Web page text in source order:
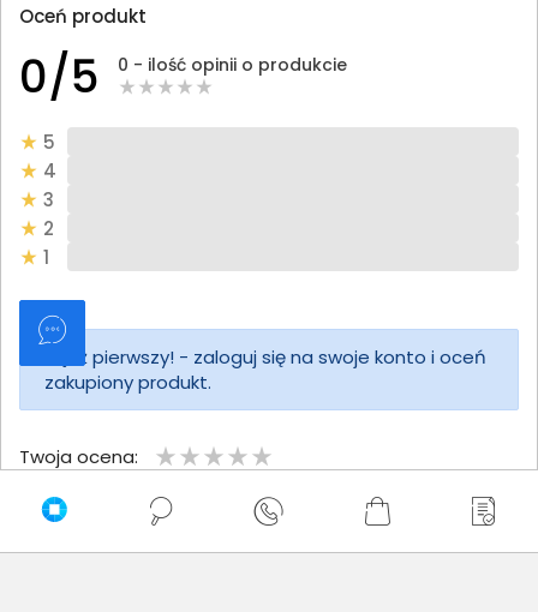
Oceń produkt
0/5 0 - ilość opinii o produkcie
5
4
3
2
1
Bądź pierwszy! - zaloguj się na swoje konto i oceń
zakupiony produkt.
Twoja ocena:
Twoje imię